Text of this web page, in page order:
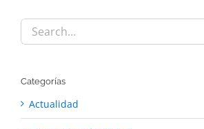
Search
for:
Categorías
Actualidad